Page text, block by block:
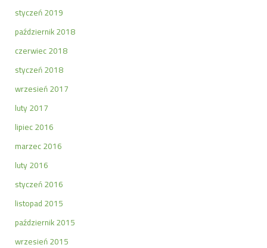
styczeń 2019
październik 2018
czerwiec 2018
styczeń 2018
wrzesień 2017
luty 2017
lipiec 2016
marzec 2016
luty 2016
styczeń 2016
listopad 2015
październik 2015
wrzesień 2015